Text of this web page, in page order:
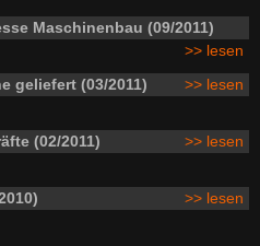
Maschinenbau (09/2011)
>> lesen
geliefert (03/2011)
>> lesen
(02/2011) >> lesen
>> lesen